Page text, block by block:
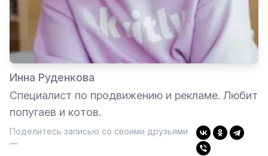
Инна Руденкова
Специалист по продвижению и рекламе. Любит
попугаев и котов.
Поделитесь записью со своими друзьями
—